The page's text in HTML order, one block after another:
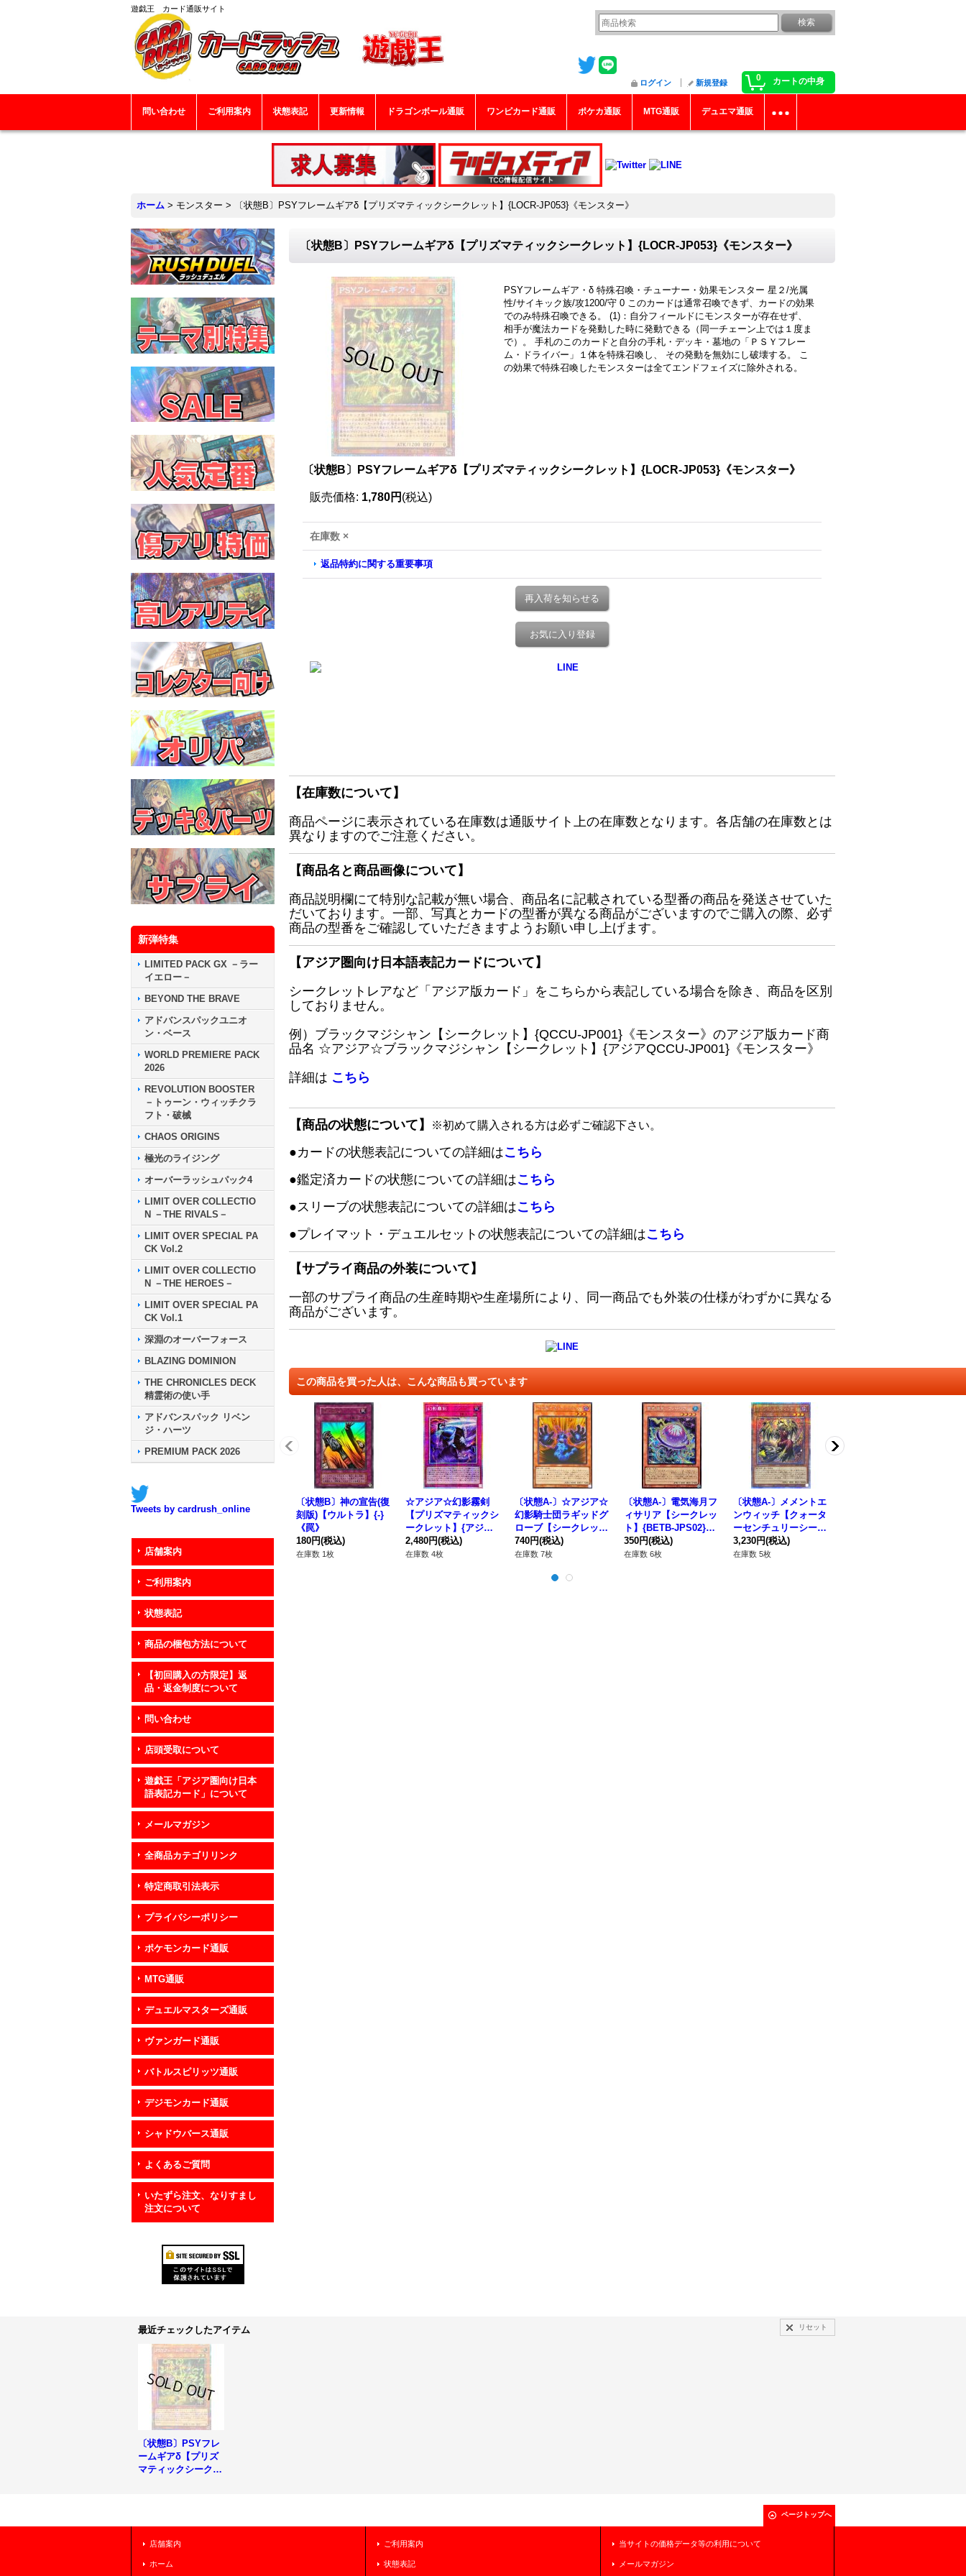
遊戯王 カード通販サイト
0 カートの中身
ログイン 新規登録
問い合わせ ご利用案内 状態表記 更新情報 ドラゴンボール通販 ワンピカード通販 ポケカ通販 MTG通販 デュエマ通販
ホーム > モンスター > 〔状態B〕PSYフレームギアδ【プリズマティックシークレット】{LOCR-JP053}《モンスター》
新弾特集
LIMITED PACK GX －ラー
イエロー－
BEYOND THE BRAVE
アドバンスパックユニオ
ン・ベース
WORLD PREMIERE PACK
2026
REVOLUTION BOOSTER
－トゥーン・ウィッチクラ
フト・破械
CHAOS ORIGINS
極光のライジング
オーバーラッシュパック4
LIMIT OVER COLLECTIO
N －THE RIVALS－
LIMIT OVER SPECIAL PA
CK Vol.2
LIMIT OVER COLLECTIO
N －THE HEROES－
LIMIT OVER SPECIAL PA
CK Vol.1
深淵のオーバーフォース
BLAZING DOMINION
THE CHRONICLES DECK
精霊術の使い手
アドバンスパック リベン
ジ・ハーツ
PREMIUM PACK 2026
Tweets by cardrush_online
店舗案内
ご利用案内
状態表記
商品の梱包方法について
【初回購入の方限定】返
品・返金制度について
問い合わせ
店頭受取について
遊戯王「アジア圏向け日本
語表記カード」について
メールマガジン
全商品カテゴリリンク
特定商取引法表示
プライバシーポリシー
ポケモンカード通販
MTG通販
デュエルマスターズ通販
ヴァンガード通販
バトルスピリッツ通販
デジモンカード通販
シャドウバース通販
よくあるご質問
いたずら注文、なりすまし
注文について
〔状態B〕PSYフレームギアδ【プリズマティックシークレット】{LOCR-JP053}《モンスター》
PSYフレームギア・δ 特殊召喚・チューナー・効果モンスター 星２/光属
性/サイキック族/攻1200/守 0 このカードは通常召喚できず、カードの効果
でのみ特殊召喚できる。 (1)：自分フィールドにモンスターが存在せず、
相手が魔法カードを発動した時に発動できる（同一チェーン上では１度ま
で）。 手札のこのカードと自分の手札・デッキ・墓地の「ＰＳＹフレー
ム・ドライバー」１体を特殊召喚し、 その発動を無効にし破壊する。 こ
の効果で特殊召喚したモンスターは全てエンドフェイズに除外される。
〔状態B〕PSYフレームギアδ【プリズマティックシークレット】{LOCR-JP053}《モンスター》
販売価格: 1,780円 (税込)
在庫数 ×
返品特約に関する重要事項
再入荷を知らせる
お気に入り登録
【在庫数について】
商品ページに表示されている在庫数は通販サイト上の在庫数となります。各店舗の在庫数とは
異なりますのでご注意ください。
【商品名と商品画像について】
商品説明欄にて特別な記載が無い場合、商品名に記載されている型番の商品を発送させていた
だいております。一部、写真とカードの型番が異なる商品がございますのでご購入の際、必ず
商品の型番をご確認していただきますようお願い申し上げます。
【アジア圏向け日本語表記カードについて】
シークレットレアなど「アジア版カード」をこちらから表記している場合を除き、商品を区別
しておりません。
例）ブラックマジシャン【シークレット】{QCCU-JP001}《モンスター》のアジア版カード商
品名 ☆アジア☆ブラックマジシャン【シークレット】{アジアQCCU-JP001}《モンスター》
詳細は こちら
【商品の状態について】 ※初めて購入される方は必ずご確認下さい。
●カードの状態表記についての詳細はこちら
●鑑定済カードの状態についての詳細はこちら
●スリーブの状態表記についての詳細はこちら
●プレイマット・デュエルセットの状態表記についての詳細はこちら
【サプライ商品の外装について】
一部のサプライ商品の生産時期や生産場所により、同一商品でも外装の仕様がわずかに異なる
商品がございます。
この商品を買った人は、こんな商品も買っています
〔状態B〕神の宣告(復
刻版)【ウルトラ】{-}
《罠》
180円(税込)
在庫数 1枚
☆アジア☆幻影霧剣
【プリズマティックシ
ークレット】{アジアC
ORI-JPS14}《罠》
2,480円(税込)
在庫数 4枚
〔状態A-〕☆アジア☆
幻影騎士団ラギッドグ
ローブ【シークレッ
ト】{アジアCORI-JPS
04}《モンスター》
740円(税込)
在庫数 7枚
〔状態A-〕電気海月フ
ィサリア【シークレッ
ト】{BETB-JPS02}
《モンスター》
350円(税込)
在庫数 6枚
〔状態A-〕メメントエ
ンウィッチ【クォータ
ーセンチュリーシーク
レット】{DBVS-JP00
5}《モンスター》
3,230円(税込)
在庫数 5枚
最近チェックしたアイテム リセット
〔状態B〕PSYフレ
ームギアδ【プリズ
マティックシークレ
ページトップへ
店舗案内
ホーム
ご利用案内
状態表記
当サイトの価格データ等の利用について
メールマガジン